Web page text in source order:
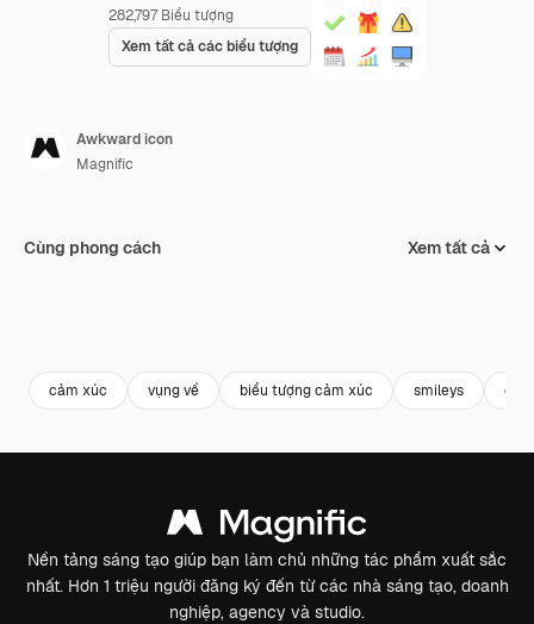
282,797 Biểu tượng
Xem tất cả các biểu tượng
Awkward icon
Magnific
Cùng phong cách Xem tất cả
cảm xúc vụng về biểu tượng cảm xúc smileys
Nền tảng sáng tạo giúp bạn làm chủ những tác phẩm xuất sắc
nhất. Hơn 1 triệu người đăng ký đến từ các nhà sáng tạo, doanh
nghiệp, agency và studio.